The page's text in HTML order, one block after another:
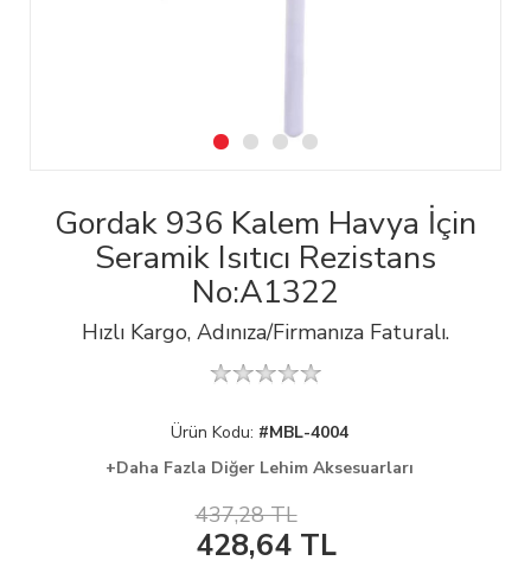
Gordak 936 Kalem Havya İçin
Seramik Isıtıcı Rezistans
No:A1322
Hızlı Kargo, Adınıza/Firmanıza Faturalı.
Ürün Kodu: #MBL-4004
+Daha Fazla Diğer Lehim Aksesuarları
437,28 TL
428,64TL